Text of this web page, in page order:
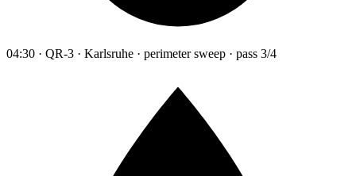
04:30 · QR-3 · Karlsruhe · perimeter sweep · pass 3/4